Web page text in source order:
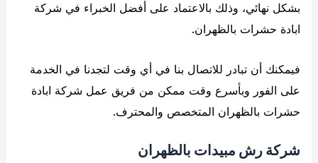
بشكل نهائي، وذلك بالاعتماد على أفضل الخبراء في شركة
ابادة حشرات بالظهران.
فيمكنك أن تبادر للاتصال بنا في أي وقت لتجدنا في الخدمة
على الفور وبأسرع وقت ممكن من فريق عمل شركة ابادة
حشرات بالظهران المتخصص والمحترف.
شركة رش مبيدات بالظهران